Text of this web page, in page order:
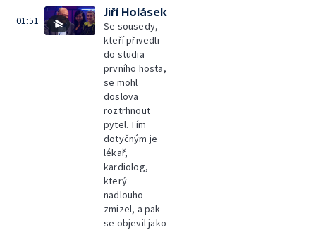
01:51
Jiří Holásek
Se sousedy,
kteří přivedli
do studia
prvního hosta,
se mohl
doslova
roztrhnout
pytel. Tím
dotyčným je
lékař,
kardiolog,
který
nadlouho
zmizel, a pak
se objevil jako